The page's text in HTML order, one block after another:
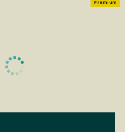
Premium